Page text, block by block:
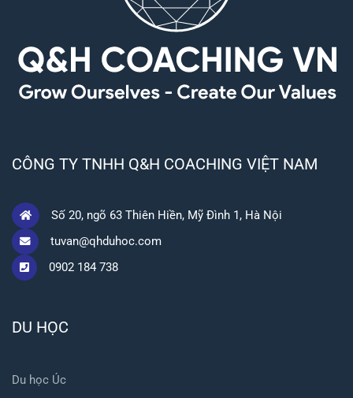
CÔNG TY TNHH Q&H COACHING VIỆT NAM
Số 20, ngõ 63 Thiên Hiền, Mỹ Đình 1, Hà Nội
tuvan@qhduhoc.com
0902 184 738
DU HỌC
Du học Úc